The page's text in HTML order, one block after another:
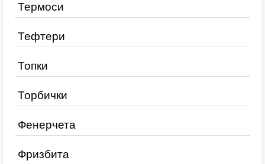
Термоси
Тефтери
Топки
Торбички
Фенерчета
Фризбита